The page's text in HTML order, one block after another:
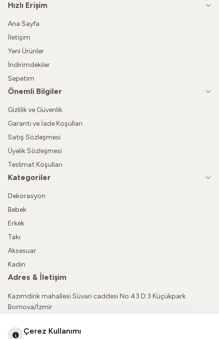
Hızlı Erişim
Ana Sayfa
İletişim
Yeni Ürünler
İndirimdekiler
Sepetim
Önemli Bilgiler
Gizlilik ve Güvenlik
Garanti ve İade Koşulları
Satış Sözleşmesi
Üyelik Sözleşmesi
Teslimat Koşulları
Kategoriler
Dekorasyon
Bebek
Erkek
Takı
Aksesuar
Kadın
Adres & İletişim
Kazımdirik mahallesi Süvari caddesi No:43 D:3 Küçükpark
Bornova/İzmir
vatkaliguve@gmail.com
Çerez Kullanımı